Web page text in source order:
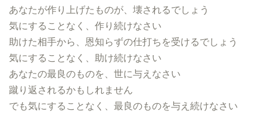
あなたが作り上げたものが、壊されるでしょう
気にすることなく、作り続けなさい
助けた相手から、恩知らずの仕打ちを受けるでしょう
気にすることなく、助け続けなさい
あなたの最良のものを、世に与えなさい
蹴り返されるかもしれません
でも気にすることなく、最良のものを与え続けなさい